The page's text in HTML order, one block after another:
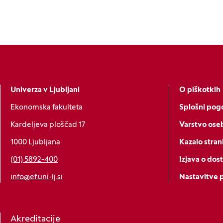
Univerza v Ljubljani
Ekonomska fakulteta
Kardeljeva ploščad 17
1000 Ljubljana
(01) 5892-400
info@ef.uni-lj.si
O piškotkih
Splošni
Varstvo
Kazalo
Izjava o
Nastavitve
Akreditacije